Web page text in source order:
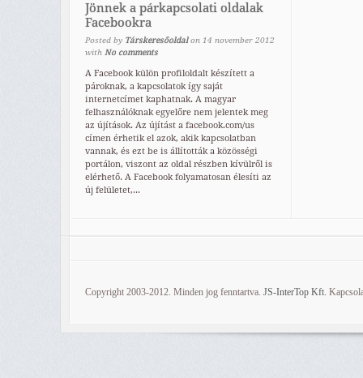
Jönnek a párkapcsolati oldalak
Facebookra
Posted by Társkeresőoldal on 14 november 2012
with No comments
A Facebook külön profiloldalt készített a
pároknak, a kapcsolatok így saját
internetcímet kaphatnak. A magyar
felhasználóknak egyelőre nem jelentek meg
az újítások. Az újítást a facebook.com/us
címen érhetik el azok, akik kapcsolatban
vannak, és ezt be is állították a közösségi
portálon, viszont az oldal részben kívülről is
elérhető. A Facebook folyamatosan élesíti az
új felületet,...
Copyright 2003-2012. Minden jog fenntartva. JS-InterTop Kft.